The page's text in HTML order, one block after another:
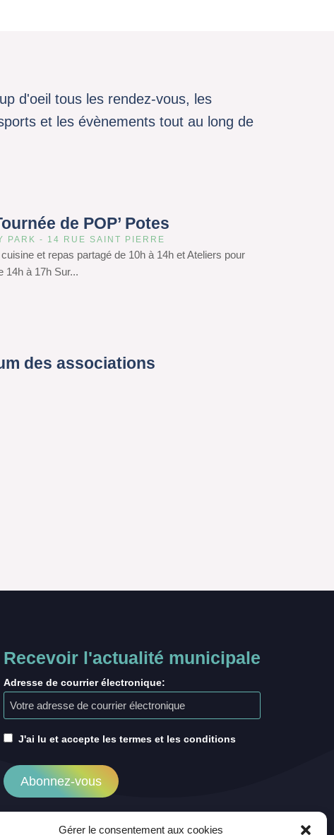
Gérer le consentement aux cookies
d'oeil tous les rendez-vous, les
et les évènements tout au long de
de POP’ Potes
PARK - 14 RUE SAINT PIERRE
et repas partagé de 10h à 14h et Ateliers pour
14h à 17h Sur...
des associations
Recevoir l'actualité municipale
Adresse de courrier électronique:
J'ai lu et accepte les termes et les conditions